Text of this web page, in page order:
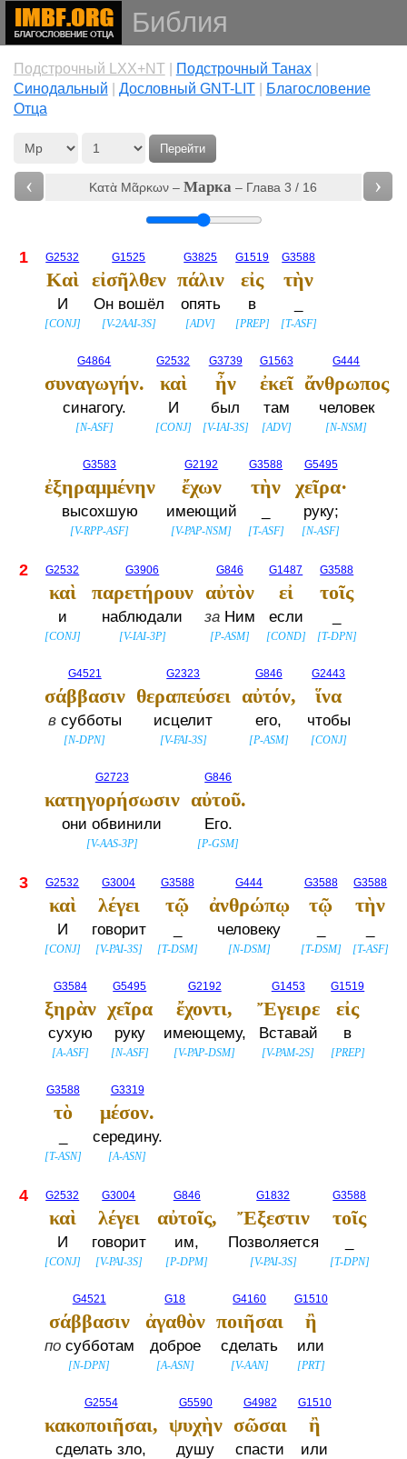
Библия
Подстрочный LXX+NT| Подстрочный Танах|
Cинодальный
Дословный GNT-LIT|
Благословение
Отца
Перейти
‹ Κατὰ Μᾶρκων –Марка – Глава 3 / 16 ›
1 G2532
Καὶ
И
[CONJ]
G1525
εἰσῆλθεν
Он вошёл
[V-2AAI-3S]
G3825
πάλιν
опять
[ADV]
G1519
εἰς
в
[PREP]
G3588
τὴν
[T-ASF]
G4864
συναγωγήν.
синагогу.
[N-ASF]
G2532
καὶ
И
[CONJ]
G3739
ἦν
был
[V-IAI-3S]
G1563
ἐκεῖ
там
[ADV]
G444
ἄνθρωπος
человек
[N-NSM]
G3583
ἐξηραμμένην
высохшую
[V-RPP-ASF]
G2192
ἔχων
имеющий
[V-PAP-NSM]
G3588
τὴν
[T-ASF]
G5495
χεῖρα·
руку;
[N-ASF]
2 G2532
καὶ
и
[CONJ]
G3906
παρετήρουν
наблюдали
[V-IAI-3P]
G846
αὐτὸν
заНим
[P-ASM]
G1487
εἰ
если
[COND]
G3588
τοῖς
[T-DPN]
G4521
σάββασιν
всубботы
[N-DPN]
G2323
θεραπεύσει
исцелит
[V-FAI-3S]
G846
αὐτόν,
его,
[P-ASM]
G2443
ἵνα
чтобы
[CONJ]
G2723
κατηγορήσωσιν
они обвинили
[V-AAS-3P]
G846
αὐτοῦ.
Его.
[P-GSM]
3 G2532
καὶ
И
[CONJ]
G3004
λέγει
говорит
[V-PAI-3S]
G3588
τῷ
[T-DSM]
G444
ἀνθρώπῳ
человеку
[N-DSM]
G3588
τῷ
[T-DSM]
G3588
τὴν
[T-ASF]
G3584
ξηρὰν
сухую
[A-ASF]
G5495
χεῖρα
руку
[N-ASF]
G2192
ἔχοντι,
имеющему,
[V-PAP-DSM]
G1453
Ἔγειρε
Вставай
[V-PAM-2S]
G1519
εἰς
в
[PREP]
G3588
τὸ
[T-ASN]
G3319
μέσον.
середину.
[A-ASN]
4 G2532
καὶ
И
[CONJ]
G3004
λέγει
говорит
[V-PAI-3S]
G846
αὐτοῖς,
им,
[P-DPM]
G1832
Ἔξεστιν
Позволяется
[V-PAI-3S]
G3588
τοῖς
[T-DPN]
G4521
σάββασιν
посубботам
[N-DPN]
G18
ἀγαθὸν
доброе
[A-ASN]
G4160
ποιῆσαι
сделать
[V-AAN]
G1510
ἢ
или
[PRT]
G2554
κακοποιῆσαι,
сделать зло,
G5590
ψυχὴν
душу
G4982
σῶσαι
спасти
G1510
ἢ
или